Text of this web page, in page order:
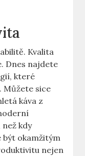
Kvalita
Dnes ⁤najdete
které
Můžete sice‌
káva z​
kdy
být okamžitým
nejen‌